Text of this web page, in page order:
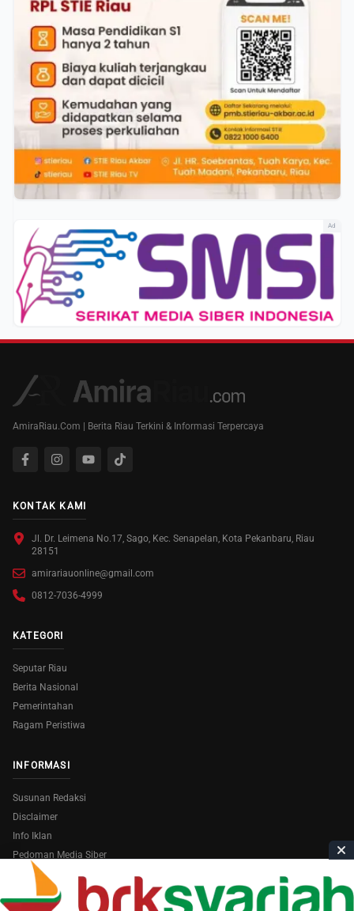
Ad
AmiraRiau.Com | Berita Riau Terkini & Informasi Terpercaya
KONTAK KAMI
Jl. Dr. Leimena No.17, Sago, Kec. Senapelan, Kota Pekanbaru, Riau
28151
amirariauonline@gmail.com
0812-7036-4999
KATEGORI
Seputar Riau
Berita Nasional
Pemerintahan
Ragam Peristiwa
INFORMASI
Susunan Redaksi
Disclaimer
Info Iklan
Pedoman Media Siber